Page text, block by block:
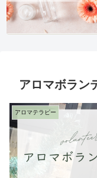
アロマボラン
アロマテラピー